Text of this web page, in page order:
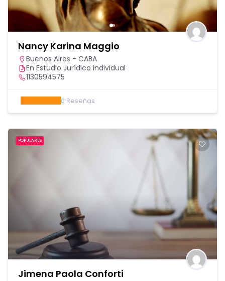
Nancy Karina Maggio
Buenos Aires - CABA
En Estudio Jurídico individual
1130594575
0 Reseñas
POPULARES
Jimena Paola Conforti